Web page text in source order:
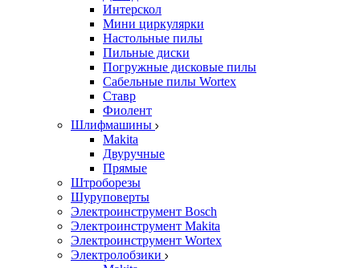
Интерскол
Мини циркулярки
Настольные пилы
Пильные диски
Погружные дисковые пилы
Сабельные пилы Wortex
Ставр
Фиолент
Шлифмашины
Makita
Двуручные
Прямые
Штроборезы
Шуруповерты
Электроинструмент Bosch
Электроинструмент Makita
Электроинструмент Wortex
Электролобзики